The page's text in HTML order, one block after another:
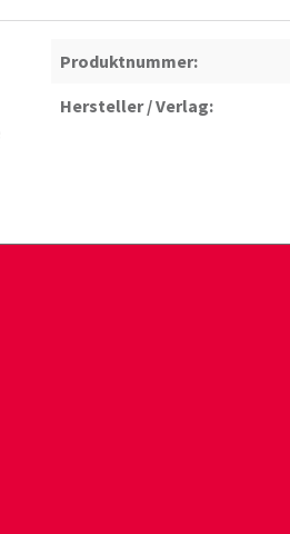
Produktnummer:
Hersteller / Verlag: